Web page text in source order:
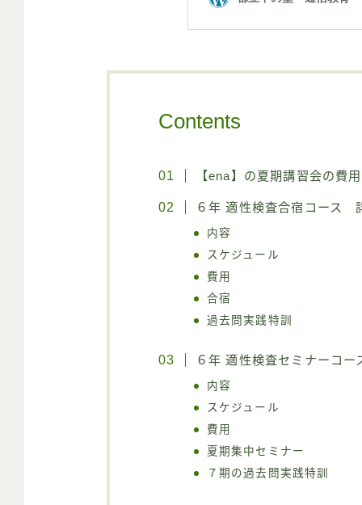
Contents
【ena】の夏期講習会の費用
６年 適性検査合宿コース
内容
スケジュール
費用
合宿
過去問実践特訓
６年 適性検査セミナーコー
内容
スケジュール
費用
夏期集中セミナー
７期の過去問実践特訓